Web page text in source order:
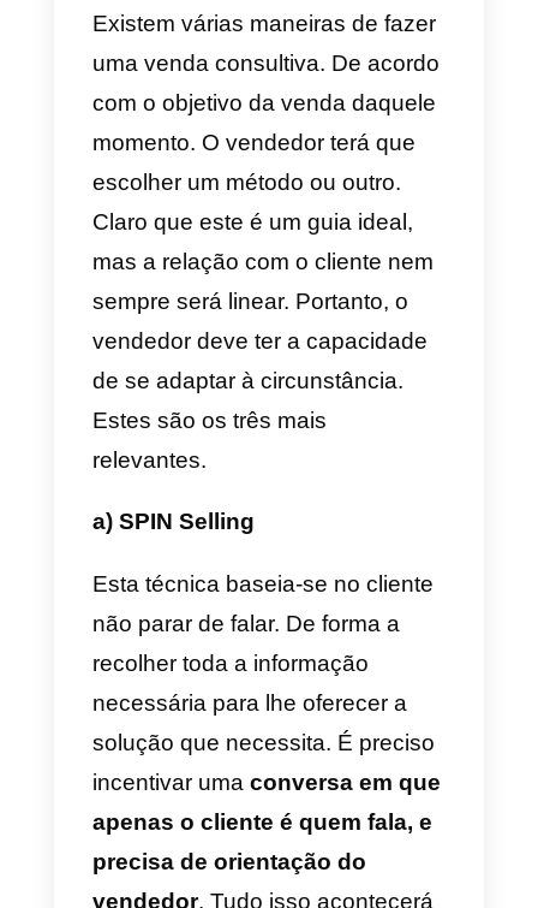
integrado na sua forma de falar
oucompor mensagens. O tempo
que dura a negociação. Ou seja:
vendedor entende que a
venda é, na realidade, uma
conversa que só termina com
conclusão da venda ou o seu
declínio.
Enquanto durar a conversa. O
ouvir seu cliente. Oferecerá
soluções, dará ideias. Não vai
forçar a compra ou divagar. Ele
irá com firmeza para a conclusão
da venda, mas com
compreensão para com o cliente
e não com a agressividade
característica de uma venda